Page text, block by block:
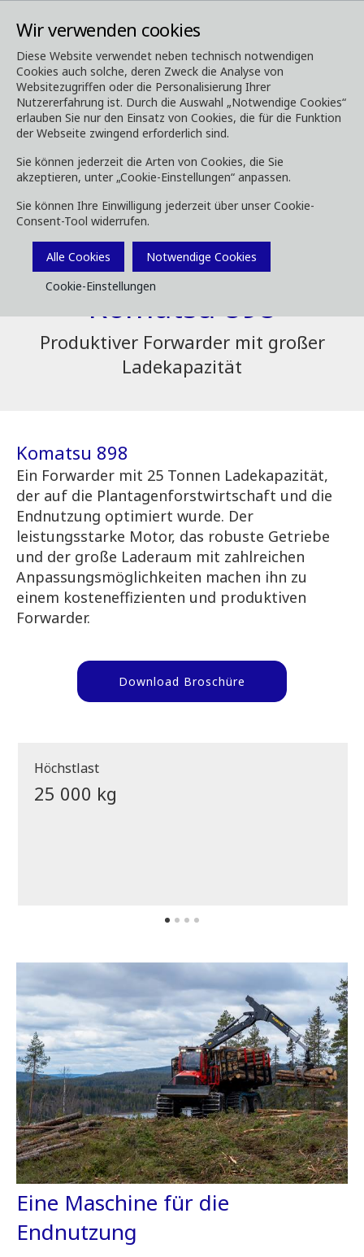
Wir verwenden cookies
Diese Website verwendet neben technisch notwendigen
Cookies auch solche, deren Zweck die Analyse von
Websitezugriffen oder die Personalisierung Ihrer
Nutzererfahrung ist. Durch die Auswahl „Notwendige Cookies“
erlauben Sie nur den Einsatz von Cookies, die für die Funktion
der Webseite zwingend erforderlich sind.
Sie können jederzeit die Arten von Cookies, die Sie
akzeptieren, unter „Cookie-Einstellungen“ anpassen.
Sie können Ihre Einwilligung jederzeit über unser Cookie-
Consent-Tool widerrufen.
Alle Cookies
Notwendige Cookies
Cookie-Einstellungen
Forstmaschinen Forwarder 898
Komatsu 898
Produktiver Forwarder mit großer
Ladekapazität
Komatsu 898
Ein Forwarder mit 25 Tonnen Ladekapazität,
der auf die Plantagenforstwirtschaft und die
Endnutzung optimiert wurde. Der
leistungsstarke Motor, das robuste Getriebe
und der große Laderaum mit zahlreichen
Anpassungsmöglichkeiten machen ihn zu
einem kosteneffizienten und produktiven
Forwarder.
Download Broschüre
Höchstlast
25 000 kg
Eine Maschine für die
Endnutzung